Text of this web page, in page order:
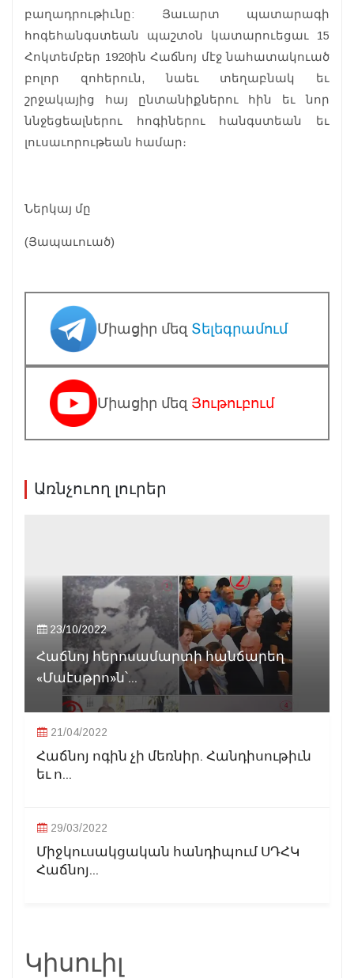
բաղադրութիւնը: Յաւարտ պատարագի
հոգեհանգստեան պաշտօն կատարուեցաւ 15
Հոկտեմբեր 1920ին Հաճնոյ մէջ նահատակուած
բոլոր զոհերուն, նաեւ տե­ղաբնակ եւ
շրջակայից հայ ընտանիքներու հին եւ նոր
ննջեցեալներու հոգիներու հանգստեան եւ
լուսաւո­րութեան համար։
Ներկայ մը
(Յապաւուած)
Միացիր մեզ Տելեգրամում
Միացիր մեզ Յութուբում
Առնչուող լուրեր
23/10/2022
Հաճնոյ հերոսամարտի հանճարեղ
«Մաէսթրո»ն՝...
21/04/2022
Հաճնոյ ոգին չի մեռնիր. Հանդիսութիւն
եւ ո...
29/03/2022
Միջկուսակցական հանդիպում ՍԴՀԿ
Հաճնոյ...
Կիսուիլ